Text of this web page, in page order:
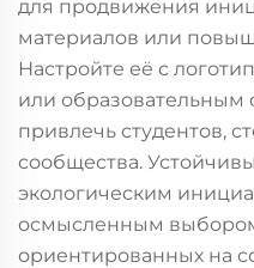
для продвижения
материалов или
Настройте её с
или образовательным
привлечь студентов,
сообщества.
экологическим
осмысленным
ориентированных на